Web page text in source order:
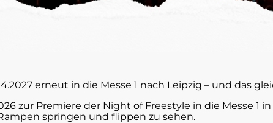
erneut in die Messe 1 nach Leipzig – und das
zur Premiere der Night of Freestyle in die Messe 1
springen und flippen zu sehen.